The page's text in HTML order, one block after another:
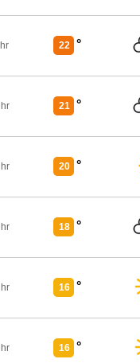
22 °
21 °
20 °
18 °
16 °
16 °